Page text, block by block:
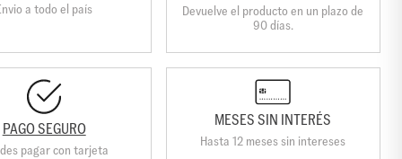
a todo el país
Devuelve el producto en un plazo de
90 días.
PAGO SEGURO
pagar con tarjeta
MESES SIN INTERÉS
Hasta 12 meses sin intereses